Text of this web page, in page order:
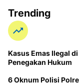
Trending
Kasus Emas Ilegal
Penegakan Hukum
6 Oknum Polisi